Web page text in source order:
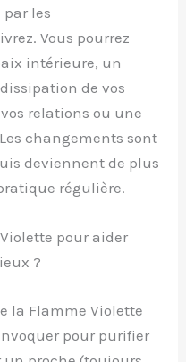
les
Vous pourrez
intérieure, un
de vos
relations ou une
changements sont
deviennent de plus
régulière.
pour aider
?
la Flamme Violette
pour purifier